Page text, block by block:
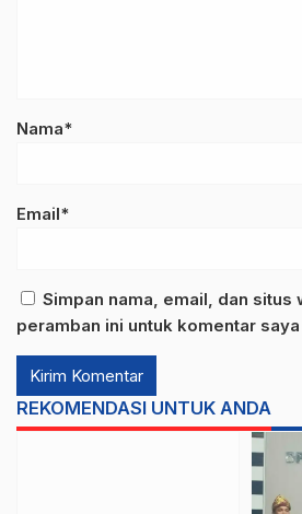
Nama*
Email*
Simpan nama, email, dan situs
peramban ini untuk komentar
REKOMENDASI UNTUK ANDA